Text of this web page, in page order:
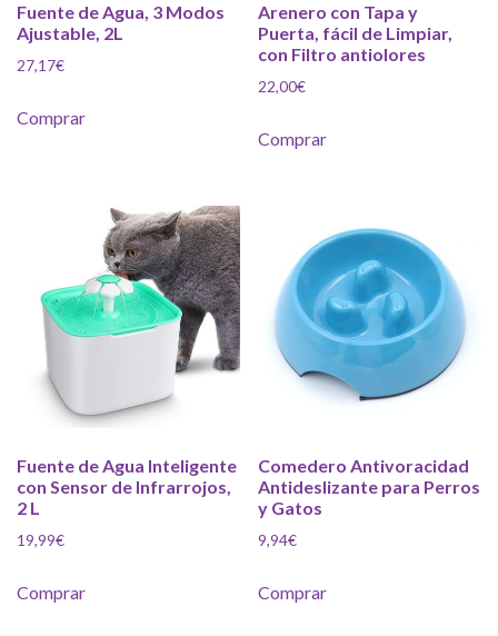
Fuente de Agua, 3 Modos
Ajustable, 2L
27,17€
Comprar
Arenero con Tapa y
Puerta, fácil de Limpiar,
con Filtro antiolores
22,00€
Comprar
Fuente de Agua Inteligente
con Sensor de Infrarrojos,
2 L
19,99€
Comprar
Comedero Antivoracidad
Antideslizante para Perros
y Gatos
9,94€
Comprar